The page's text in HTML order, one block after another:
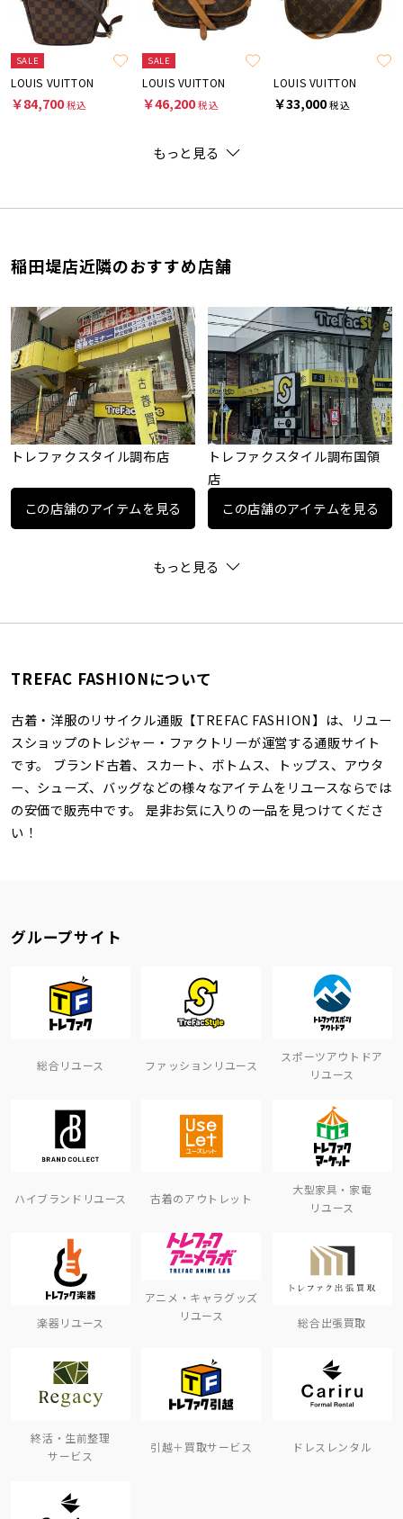
SALE
LOUIS VUITTON
￥84,700税込
SALE
LOUIS VUITTON
￥46,200税込
LOUIS VUITTON
￥33,000税込
もっと見る
稲田堤店近隣のおすすめ店舗
トレファクスタイル調布店
この店舗のアイテムを見る
トレファクスタイル調布国領
店
この店舗のアイテムを見る
もっと見る
TREFAC FASHIONについて
古着・洋服のリサイクル通販【TREFAC FASHION】は、リユー
スショップのトレジャー・ファクトリーが運営する通販サイト
です。 ブランド古着、スカート、ボトムス、トップス、アウタ
ー、シューズ、バッグなどの様々なアイテムをリユースならでは
の安価で販売中です。 是非お気に入りの一品を見つけてくださ
い！
グループサイト
総合リユース ファッションリユース
スポーツアウトドア
リユース
ハイブランドリユース 古着のアウトレット
大型家具・家電
リユース
楽器リユース
アニメ・キャラグッズ
リユース
総合出張買取
終活・生前整理
サービス
引越＋買取サービス ドレスレンタル